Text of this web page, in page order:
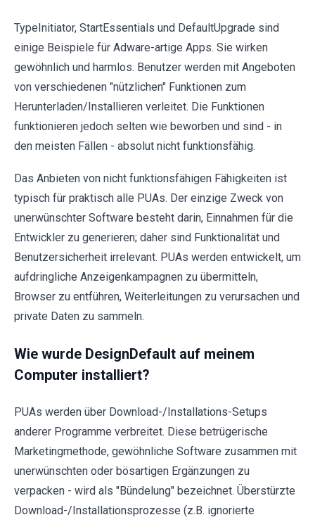
TypeInitiator, StartEssentials und DefaultUpgrade sind
einige Beispiele für Adware-artige Apps. Sie wirken
gewöhnlich und harmlos. Benutzer werden mit Angeboten
von verschiedenen "nützlichen" Funktionen zum
Herunterladen/Installieren verleitet. Die Funktionen
funktionieren jedoch selten wie beworben und sind - in
den meisten Fällen - absolut nicht funktionsfähig.
Das Anbieten von nicht funktionsfähigen Fähigkeiten ist
typisch für praktisch alle PUAs. Der einzige Zweck von
unerwünschter Software besteht darin, Einnahmen für die
Entwickler zu generieren; daher sind Funktionalität und
Benutzersicherheit irrelevant. PUAs werden entwickelt, um
aufdringliche Anzeigenkampagnen zu übermitteln,
Browser zu entführen, Weiterleitungen zu verursachen und
private Daten zu sammeln.
Wie wurde DesignDefault auf meinem
Computer installiert?
PUAs werden über Download-/Installations-Setups
anderer Programme verbreitet. Diese betrügerische
Marketingmethode, gewöhnliche Software zusammen mit
unerwünschten oder bösartigen Ergänzungen zu
verpacken - wird als "Bündelung" bezeichnet. Überstürzte
Download-/Installationsprozesse (z.B. ignorierte